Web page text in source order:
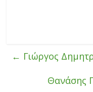
← Γιώργος
Θανάσης